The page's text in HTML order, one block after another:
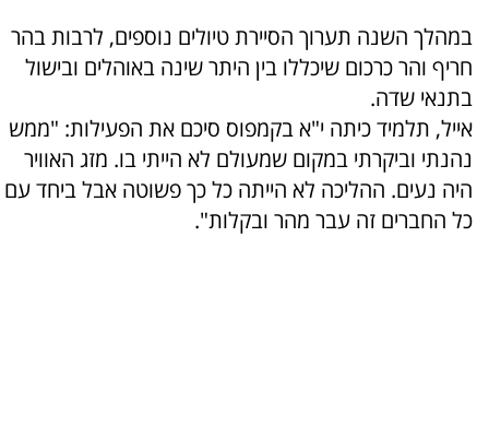
במהלך השנה תערוך הסיירת טיולים נוספים, לרבות בהר
חריף והר כרכום שיכללו בין היתר שינה באוהלים ובישול
בתנאי שדה.
אייל, תלמיד כיתה י"א בקמפוס סיכם את הפעילות: "ממש
נהנתי וביקרתי במקום שמעולם לא הייתי בו. מזג האוויר
היה נעים. ההליכה לא הייתה כל כך פשוטה אבל ביחד עם
כל החברים זה עבר מהר ובקלות".